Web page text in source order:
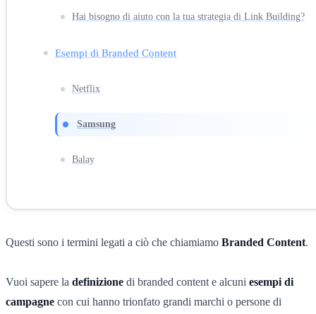
Hai bisogno di aiuto con la tua strategia di Link Building?
Esempi di Branded Content
Netflix
Samsung
Balay
Questi sono i termini legati a ciò che chiamiamo Branded Content.
Vuoi sapere la definizione di branded content e alcuni esempi di
campagne con cui hanno trionfato grandi marchi o persone di